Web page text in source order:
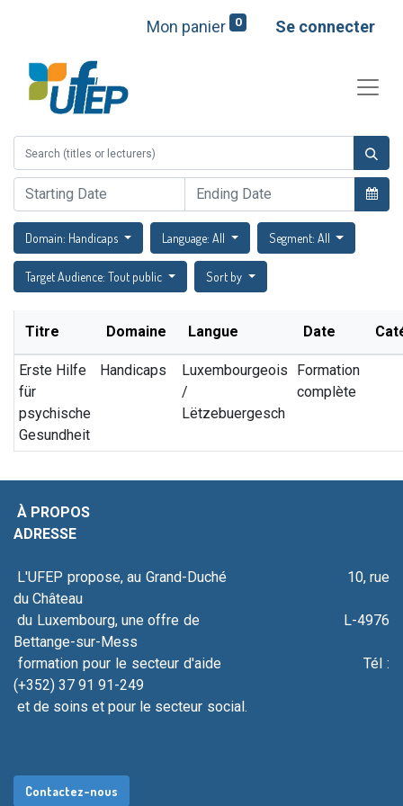
Mon panier 0 Se connecter
Domain: Handicaps Language: All Segment: All
Target Audience: Tout public Sort by
Titre Domaine Langue Date
Erste Hilfe
für
psychische
Gesundheit
Handicaps
Luxembourgeois
/
Lëtzebuergesch
Formation
complète
À PROPOS
ADRESSE
L'UFEP propose, au Grand-Duché 10, rue
du Château
du Luxembourg, une offre de L-4976
Bettange-sur-Mess
formation pour le secteur d'aide Tél :
(+352) 37 91 91-249
et de soins et pour le secteur social.
Contacte​​​​​​​​​​​​z-nous